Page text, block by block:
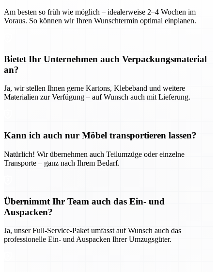
Am besten so früh wie möglich – idealerweise 2–4 Wochen im
Voraus. So können wir Ihren Wunschtermin optimal einplanen.
Bietet Ihr Unternehmen auch Verpackungsmaterial
an?
Ja, wir stellen Ihnen gerne Kartons, Klebeband und weitere
Materialien zur Verfügung – auf Wunsch auch mit Lieferung.
Kann ich auch nur Möbel transportieren lassen?
Natürlich! Wir übernehmen auch Teilumzüge oder einzelne
Transporte – ganz nach Ihrem Bedarf.
Übernimmt Ihr Team auch das Ein- und
Auspacken?
Ja, unser Full-Service-Paket umfasst auf Wunsch auch das
professionelle Ein- und Auspacken Ihrer Umzugsgüter.